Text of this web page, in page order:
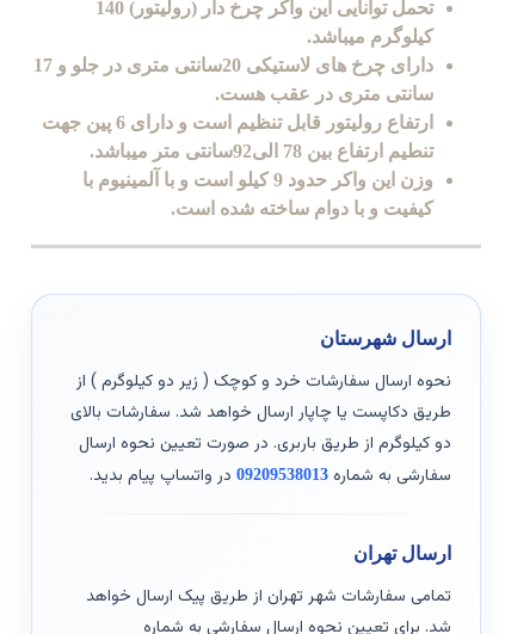
تحمل توانایی این واکر چرخ دار (رولیتور) 140
کیلوگرم میباشد.
دارای چرخ های لاستیکی 20سانتی متری در جلو و 17
سانتی متری در عقب هست.
ارتفاع رولیتور قابل تنظیم است و دارای 6 پین جهت
تنطیم ارتفاع بین 78 الی92سانتی متر میباشد.
وزن این واکر حدود 9 کیلو است و با آلمینیوم با
کیفیت و با دوام ساخته شده است.
ارسال شهرستان
نحوه ارسال سفارشات خرد و کوچک ( زیر دو کیلوگرم ) از
طریق دکاپست یا چاپار ارسال خواهد شد. سفارشات بالای
دو کیلوگرم از طریق باربری. در صورت تعیین نحوه ارسال
سفارشی به شماره 09209538013 در واتساپ پیام بدید.
ارسال تهران
تمامی سفارشات شهر تهران از طریق پیک ارسال خواهد
شد. برای تعیین نحوه ارسال سفارشی به شماره